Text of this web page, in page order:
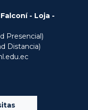
- Loja -
Presencial)
Distancia)